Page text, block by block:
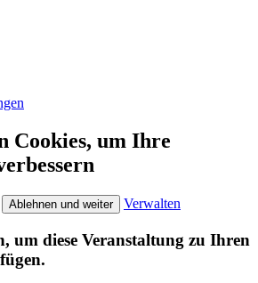
Cookies, um Ihre
Ablehnen und weiter Verwalten
um diese Veranstaltung zu Ihren